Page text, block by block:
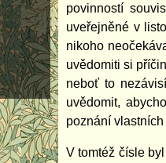
povinností
uveřejněné v
nikoho
uvědomiti si
neboť to
uvědomit,
poznání
V tomtéž čísle